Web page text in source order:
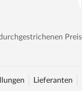
Lieferanten